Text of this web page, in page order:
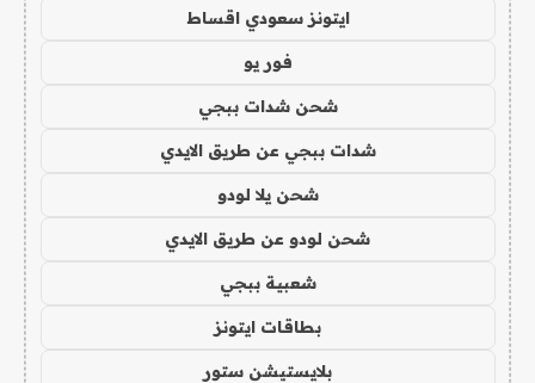
ايتونز سعودي اقساط
فور يو
شحن شدات ببجي
شدات ببجي عن طريق الايدي
شحن يلا لودو
شحن لودو عن طريق الايدي
شعبية ببجي
بطاقات ايتونز
بلايستيشن ستور